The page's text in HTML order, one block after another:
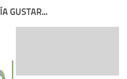
GUSTAR...